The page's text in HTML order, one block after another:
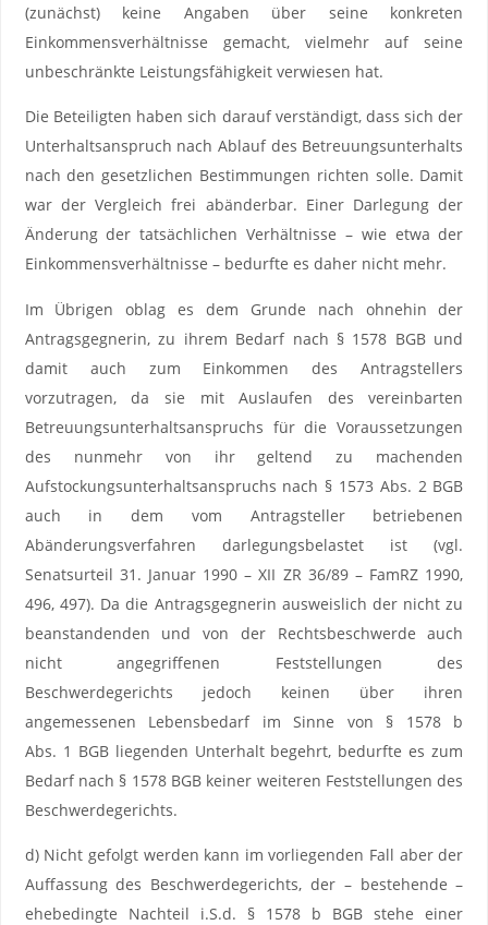
(zunächst) keine Angaben über seine konkreten
Einkommensverhältnisse gemacht, vielmehr auf seine
unbeschränkte Leistungsfähigkeit verwiesen hat.
Die Beteiligten haben sich darauf verständigt, dass sich der
Unterhaltsanspruch nach Ablauf des Betreuungsunterhalts
nach den gesetzlichen Bestimmungen richten solle. Damit
war der Vergleich frei abänderbar. Einer Darlegung der
Änderung der tatsächlichen Verhältnisse – wie etwa der
Einkommensverhältnisse – bedurfte es daher nicht mehr.
Im Übrigen oblag es dem Grunde nach ohnehin der
Antragsgegnerin, zu ihrem Bedarf nach § 1578 BGB und
damit auch zum Einkommen des Antragstellers
vorzutragen, da sie mit Auslaufen des vereinbarten
Betreuungsunterhaltsanspruchs für die Voraussetzungen
des nunmehr von ihr geltend zu machenden
Aufstockungsunterhaltsanspruchs nach § 1573 Abs. 2 BGB
auch in dem vom Antragsteller betriebenen
Abänderungsverfahren darlegungsbelastet ist (vgl.
Senatsurteil 31. Januar 1990 – XII ZR 36/89 – FamRZ 1990,
496, 497). Da die Antragsgegnerin ausweislich der nicht zu
beanstandenden und von der Rechtsbeschwerde auch
nicht angegriffenen Feststellungen des
Beschwerdegerichts jedoch keinen über ihren
angemessenen Lebensbedarf im Sinne von § 1578 b
Abs. 1 BGB liegenden Unterhalt begehrt, bedurfte es zum
Bedarf nach § 1578 BGB keiner weiteren Feststellungen des
Beschwerdegerichts.
d) Nicht gefolgt werden kann im vorliegenden Fall aber der
Auffassung des Beschwerdegerichts, der – bestehende –
ehebedingte Nachteil i.S.d. § 1578 b BGB stehe einer